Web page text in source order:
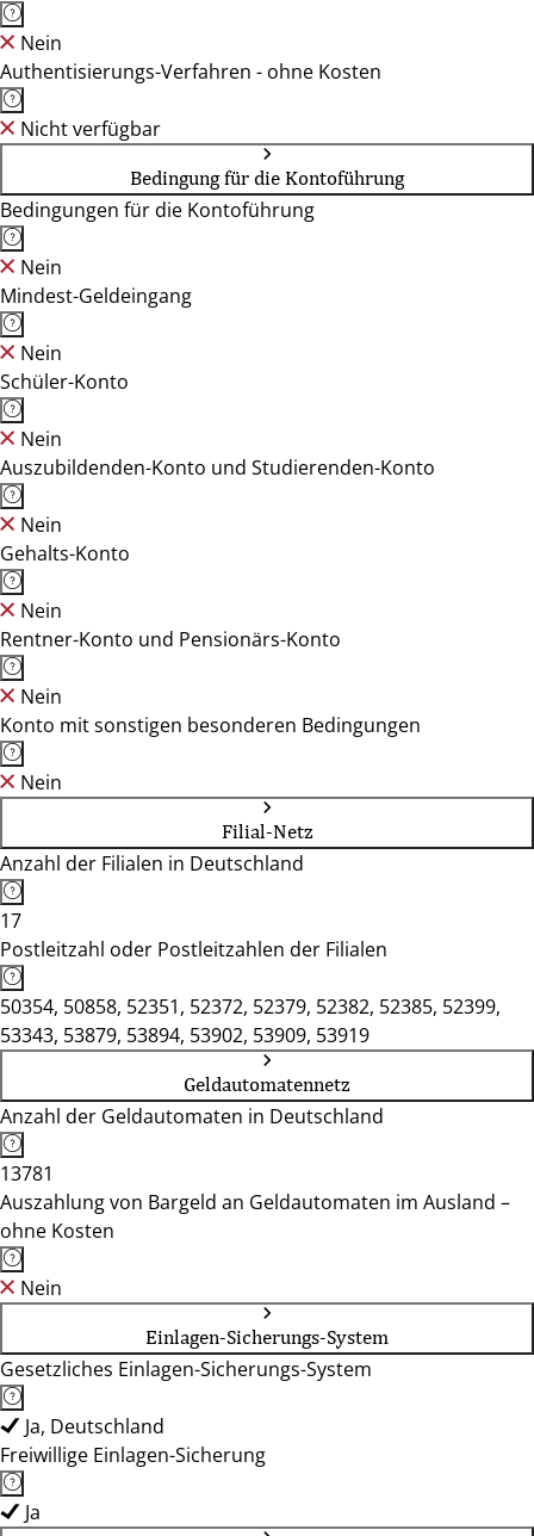
Nein
Authentisierungs-Verfahren - ohne Kosten
Nicht verfügbar
Bedingung für die Kontoführung
Bedingungen für die Kontoführung
Nein
Mindest-Geldeingang
Nein
Schüler-Konto
Nein
Auszubildenden-Konto und Studierenden-Konto
Nein
Gehalts-Konto
Nein
Rentner-Konto und Pensionärs-Konto
Nein
Konto mit sonstigen besonderen Bedingungen
Nein
Filial-Netz
Anzahl der Filialen in Deutschland
17
Postleitzahl oder Postleitzahlen der Filialen
50354, 50858, 52351, 52372, 52379, 52382, 52385, 52399,
53343, 53879, 53894, 53902, 53909, 53919
Geldautomatennetz
Anzahl der Geldautomaten in Deutschland
13781
Auszahlung von Bargeld an Geldautomaten im Ausland –
ohne Kosten
Nein
Einlagen-Sicherungs-System
Gesetzliches Einlagen-Sicherungs-System
Ja, Deutschland
Freiwillige Einlagen-Sicherung
Ja